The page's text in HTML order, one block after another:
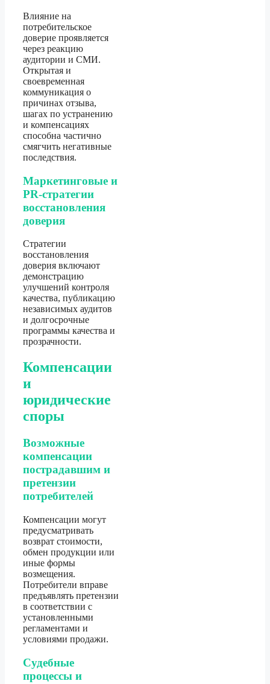
Влияние на
потребительское
доверие проявляется
через реакцию
аудитории и СМИ.
Открытая и
своевременная
коммуникация о
причинах отзыва,
шагах по устранению
и компенсациях
способна частично
смягчить негативные
последствия.
Маркетинговые и
PR-стратегии
восстановления
доверия
Стратегии
восстановления
доверия включают
демонстрацию
улучшений контроля
качества, публикацию
независимых аудитов
и долгосрочные
программы качества и
прозрачности.
Компенсации
и
юридические
споры
Возможные
компенсации
пострадавшим и
претензии
потребителей
Компенсации могут
предусматривать
возврат стоимости,
обмен продукции или
иные формы
возмещения.
Потребители вправе
предъявлять претензии
в соответствии с
установленными
регламентами и
условиями продажи.
Судебные
процессы и